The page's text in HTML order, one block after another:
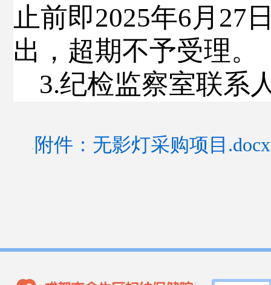
止前即2025年6月 27
出，超期不予受理。
3.纪检监察室联系
附件：无影灯采购项目.docx